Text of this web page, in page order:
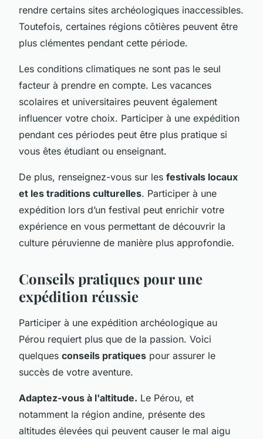
rendre certains sites archéologiques inaccessibles.
Toutefois, certaines régions côtières peuvent être
plus clémentes pendant cette période.
Les conditions climatiques ne sont pas le seul
facteur à prendre en compte. Les vacances
scolaires et universitaires peuvent également
influencer votre choix. Participer à une expédition
pendant ces périodes peut être plus pratique si
vous êtes étudiant ou enseignant.
De plus, renseignez-vous sur les festivals locaux
et les traditions culturelles. Participer à une
expédition lors d’un festival peut enrichir votre
expérience en vous permettant de découvrir la
culture péruvienne de manière plus approfondie.
Conseils pratiques pour une
expédition réussie
Participer à une expédition archéologique au
Pérou requiert plus que de la passion. Voici
quelques conseils pratiques pour assurer le
succès de votre aventure.
Adaptez-vous à l'altitude. Le Pérou, et
notamment la région andine, présente des
altitudes élevées qui peuvent causer le mal aigu